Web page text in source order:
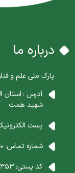
درباره ما
پارک ملی علم و
شهید همت
پست
شماره تماس:
کد پستی: